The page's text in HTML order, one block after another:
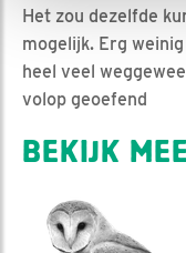
Het zou dezelfde
mogelijk. Erg
heel veel
volop geoefend
BEKIJK